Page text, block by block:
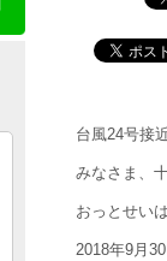
台風24号接
みなさま、
おっとせい
2018年9月30